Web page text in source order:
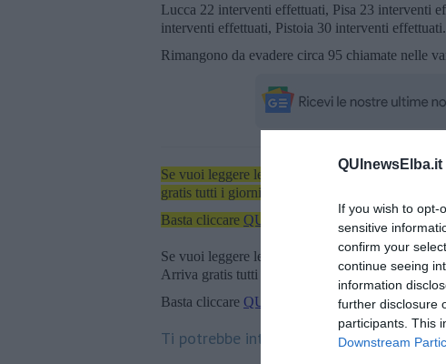
QUInewsElba.it
If you wish to opt-
sensitive
confirm your
continue seeing
information
further disclosure
participants. This
Downstream
Lucca 22 interventi effettuati, Pisa 23 interventi
interventi effettuati, Pistoia 30 interventi effettuati.
Rimangono da evadere circa 95 chiamate nelle
Se vuoi leggere le notizie principali dell'isola
gratis tutti i giorni alle 7:00 del mattino
Basta cliccare QUI
Se vuoi leggere le notizie principali della
Arriva gratis tutti i giorni alle 20:00 direttamente
Basta cliccare QUI
Ti potrebbe interessare anche: